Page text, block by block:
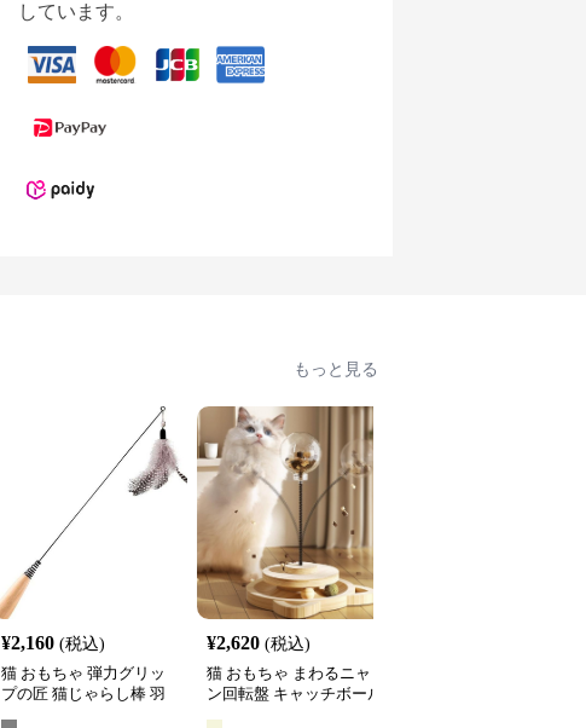
しています。
もっと見る
¥2,160 (税込)
猫 おもちゃ 弾力グリッ
プの匠 猫じゃらし棒 羽
¥2,620 (税込)
猫 おもちゃ まわるニャ
ン回転盤 キャッチボール